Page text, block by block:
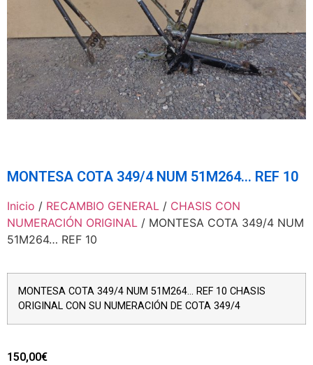
MONTESA COTA 349/4 NUM 51M264… REF 10
Inicio / RECAMBIO GENERAL / CHASIS CON
NUMERACIÓN ORIGINAL / MONTESA COTA 349/4 NUM
51M264… REF 10
MONTESA COTA 349/4 NUM 51M264… REF 10 CHASIS
ORIGINAL CON SU NUMERACIÓN DE COTA 349/4
150,00€